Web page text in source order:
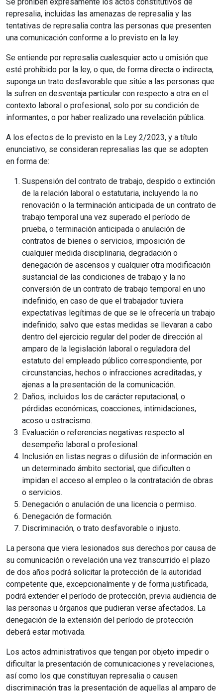
represalia, incluidas las amenazas de represalia y las
tentativas de represalia contra las personas que presenten
una comunicación conforme a lo previsto en la ley.
Se entiende por represalia cualesquier acto u omisión que
esté prohibido por la ley, o que, de forma directa o indirecta,
suponga un trato desfavorable que sitúe a las personas que
la sufren en desventaja particular con respecto a otra en el
contexto laboral o profesional, solo por su condición de
informantes, o por haber realizado una revelación pública.
A los efectos de lo previsto en la Ley 2/2023, y a título
enunciativo, se consideran represalias las que se adopten
en forma de:
Suspensión del contrato de trabajo, despido o extinción
de la relación laboral o estatutaria, incluyendo la no
renovación o la terminación anticipada de un contrato de
trabajo temporal una vez superado el período de
prueba, o terminación anticipada o anulación de
contratos de bienes o servicios, imposición de
cualquier medida disciplinaria, degradación o
denegación de ascensos y cualquier otra modificación
sustancial de las condiciones de trabajo y la no
conversión de un contrato de trabajo temporal en uno
indefinido, en caso de que el trabajador tuviera
expectativas legítimas de que se le ofrecería un trabajo
indefinido; salvo que estas medidas se llevaran a cabo
dentro del ejercicio regular del poder de dirección al
amparo de la legislación laboral o reguladora del
estatuto del empleado público correspondiente, por
circunstancias, hechos o infracciones acreditadas, y
ajenas a la presentación de la comunicación.
Daños, incluidos los de carácter reputacional, o
pérdidas económicas, coacciones, intimidaciones,
acoso u ostracismo.
Evaluación o referencias negativas respecto al
desempeño laboral o profesional.
Inclusión en listas negras o difusión de información en
un determinado ámbito sectorial, que dificulten o
impidan el acceso al empleo o la contratación de obras
o servicios.
Denegación o anulación de una licencia o permiso.
Denegación de formación.
Discriminación, o trato desfavorable o injusto.
La persona que viera lesionados sus derechos por causa de
su comunicación o revelación una vez transcurrido el plazo
de dos años podrá solicitar la protección de la autoridad
competente que, excepcionalmente y de forma justificada,
podrá extender el período de protección, previa audiencia de
las personas u órganos que pudieran verse afectados. La
denegación de la extensión del período de protección
deberá estar motivada.
Los actos administrativos que tengan por objeto impedir o
dificultar la presentación de comunicaciones y revelaciones,
así como los que constituyan represalia o causen
discriminación tras la presentación de aquellas al amparo de